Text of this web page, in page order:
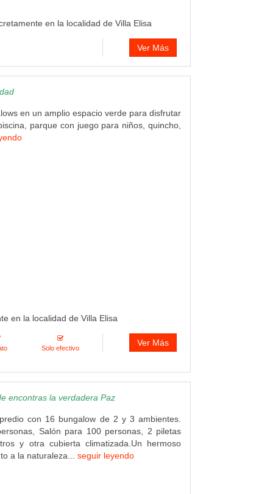
en la localidad de Villa Elisa
Ver Más
en un amplio espacio verde para disfrutar
parque con juego para niños, quincho,
en la localidad de Villa Elisa
Solo efectivo
Ver Más
encontras la verdadera Paz
con 16 bungalow de 2 y 3 ambientes.
Salón para 100 personas, 2 piletas
y otra cubierta climatizada.Un hermoso
a la naturaleza... seguir leyendo